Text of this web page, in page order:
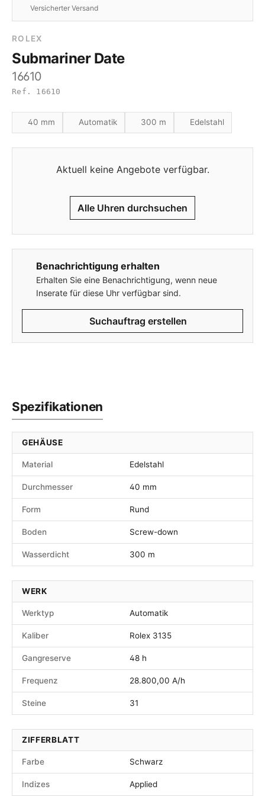
Versicherter Versand
ROLEX
Submariner Date
16610
Ref. 16610
40 mm Automatik 300 m Edelstahl
Aktuell keine Angebote verfügbar.
Alle Uhren durchsuchen
Benachrichtigung erhalten
Erhalten Sie eine Benachrichtigung, wenn neue
Inserate für diese Uhr verfügbar sind.
Suchauftrag erstellen
Spezifikationen
GEHÄUSE
Material Edelstahl
Durchmesser 40 mm
Form Rund
Boden Screw-down
Wasserdicht 300 m
WERK
Werktyp Automatik
Kaliber Rolex 3135
Gangreserve 48 h
Frequenz 28.800,00 A/h
Steine 31
ZIFFERBLATT
Farbe Schwarz
Indizes Applied